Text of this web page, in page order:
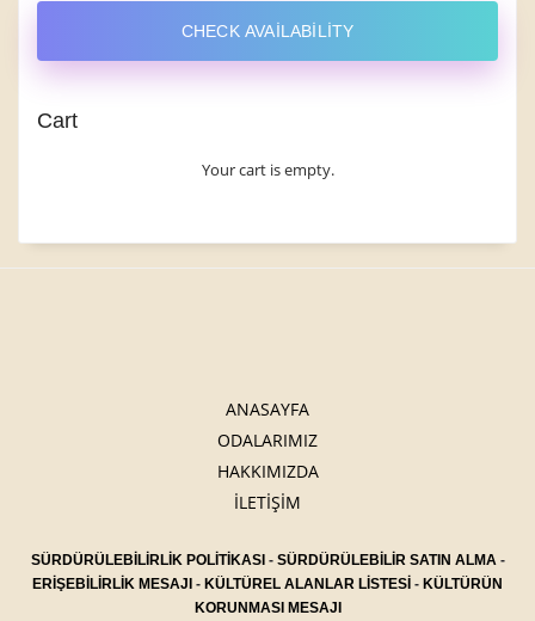
CHECK AVAILABILITY
Cart
Your cart is empty.
ANASAYFA
ODALARIMIZ
HAKKIMIZDA
İLETİŞİM
SÜRDÜRÜLEBİLİRLİK POLİTİKASI - SÜRDÜRÜLEBİLİR SATIN ALMA -
ERİŞEBİLİRLİK MESAJI - KÜLTÜREL ALANLAR LİSTESİ - KÜLTÜRÜN
KORUNMASI MESAJI